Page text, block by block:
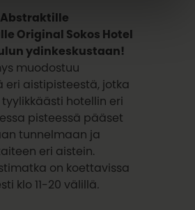
Original Sokos Hotel
ydinkeskustaan!
muodostuu
eri aistipisteestä, jotka
hotellin eri
pisteessä pääset
tunnelmaan ja
eri aistein.
on koettavissa
klo 11-20 välillä